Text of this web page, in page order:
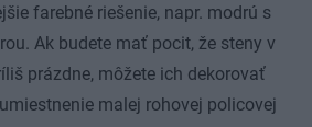
farebné riešenie, napr. modrú s
Ak budete mať pocit, že steny v
prázdne, môžete ich dekorovať
malej rohovej policovej